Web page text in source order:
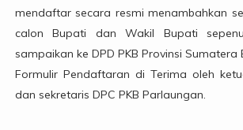
mendaftar secara resmi menambahkan
calon Bupati dan Wakil Bupati
sampaikan ke DPD PKB Provinsi Sumatera
Formulir Pendaftaran di Terima oleh
dan sekretaris DPC PKB Parlaungan.